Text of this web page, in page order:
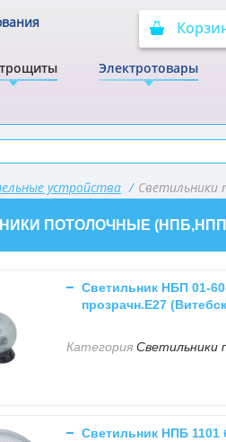
Электротовары
устройства /
ПОТОЛОЧНЫЕ
Светильник НБП 01-
прозрачн.Е27
Категория Светильники
Светильник НПБ 1101